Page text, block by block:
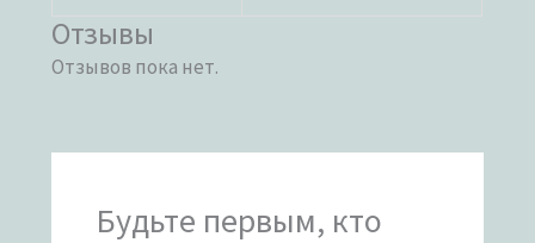
Отзывы
Отзывов пока нет.
Будьте первым, кто